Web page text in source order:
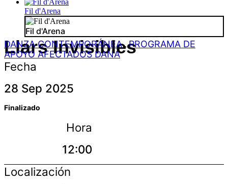
Fil d'Arena
Fil d'Arena
Llars Invisibles
DANZA CONTEMPORÁNEA,PROGRAMA DE
APOYO AFECTADOS DANA
Fecha
28 Sep 2025
Finalizado
Hora
12:00
Localización